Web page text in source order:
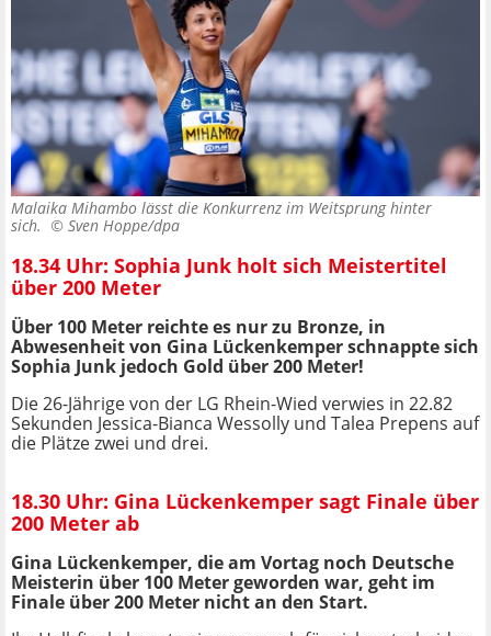
Malaika Mihambo lässt die Konkurrenz im Weitsprung hinter
sich. © Sven Hoppe/dpa
18.34 Uhr: Sophia Junk holt sich Meistertitel
über 200 Meter
Über 100 Meter reichte es nur zu Bronze, in
Abwesenheit von Gina Lückenkemper schnappte sich
Sophia Junk jedoch Gold über 200 Meter!
Die 26-Jährige von der LG Rhein-Wied verwies in 22.82
Sekunden Jessica-Bianca Wessolly und Talea Prepens auf
die Plätze zwei und drei.
18.30 Uhr: Gina Lückenkemper sagt Finale über
200 Meter ab
Gina Lückenkemper, die am Vortag noch Deutsche
Meisterin über 100 Meter geworden war, geht im
Finale über 200 Meter nicht an den Start.